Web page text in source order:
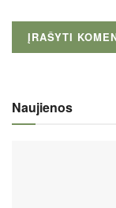
Naujienos